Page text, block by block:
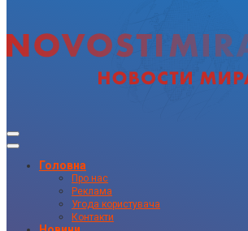
Головна
Про нас
Реклама
Угода користувача
Контакти